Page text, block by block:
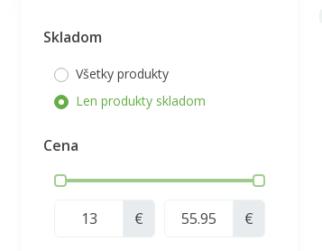
Skladom
Všetky produkty
Len produkty skladom
Cena
€ €